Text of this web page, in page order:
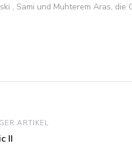
, Sami und Muhterem Aras,
ARTIKEL
II